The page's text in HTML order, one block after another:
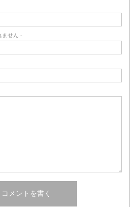
ません -